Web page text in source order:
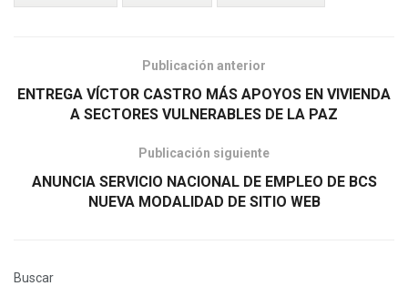
Publicación anterior
ENTREGA VÍCTOR CASTRO MÁS APOYOS EN VIVIENDA
A SECTORES VULNERABLES DE LA PAZ
Publicación siguiente
ANUNCIA SERVICIO NACIONAL DE EMPLEO DE BCS
NUEVA MODALIDAD DE SITIO WEB
Buscar